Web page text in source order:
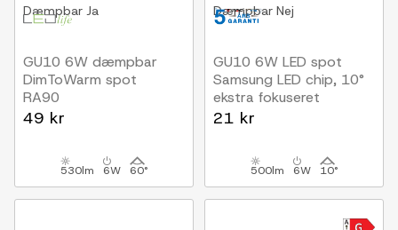
Dæmpbar Ja
GU10 6W dæmpbar
DimToWarm spot
RA90
49 kr
530lm 6W 60°
Dæmpbar Nej
GU10 6W LED spot
Samsung LED chip, 10°
ekstra fokuseret
21 kr
500lm 6W 10°